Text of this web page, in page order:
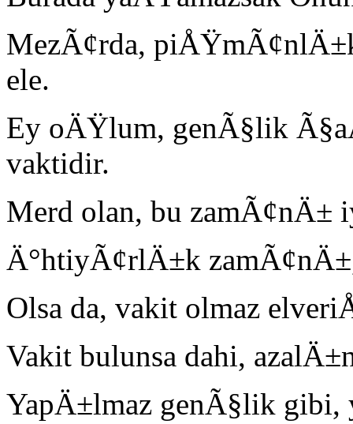
MezÃ¢rda,
ele.
Ey oÄŸlum, genÃ§lik
vaktidir.
Merd olan, bu zamÃ¢nÄ±
Ä°htiyÃ¢rlÄ±k
Olsa da, vakit olmaz
Vakit bulunsa dahi,
YapÄ±lmaz genÃ§lik